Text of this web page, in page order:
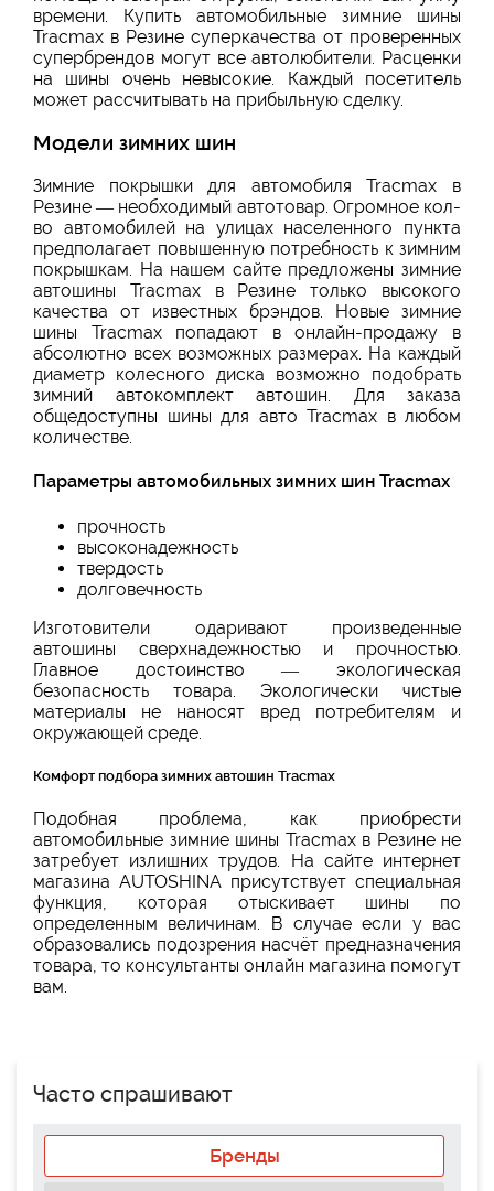
времени. Купить автомобильные зимние шины
Tracmax в Резине суперкачества от проверенных
супербрендов могут все автолюбители. Расценки
на шины очень невысокие. Каждый посетитель
может рассчитывать на прибыльную сделку.
Модели зимних шин
Зимние покрышки для автомобиля Tracmax в
Резине — необходимый автотовар. Огромное кол-
во автомобилей на улицах населенного пункта
предполагает повышенную потребность к зимним
покрышкам. На нашем сайте предложены зимние
автошины Tracmax в Резине только высокого
качества от известных брэндов. Новые зимние
шины Tracmax попадают в онлайн-продажу в
абсолютно всех возможных размерах. На каждый
диаметр колесного диска возможно подобрать
зимний автокомплект автошин. Для заказа
общедоступны шины для авто Tracmax в любом
количестве.
Параметры автомобильных зимних шин Tracmax
прочность
высоконадежность
твердость
долговечность
Изготовители одаривают произведенные
автошины сверхнадежностью и прочностью.
Главное достоинство — экологическая
безопасность товара. Экологически чистые
материалы не наносят вред потребителям и
окружающей среде.
Комфорт подбора зимних автошин Tracmax
Подобная проблема, как приобрести
автомобильные зимние шины Tracmax в Резине не
затребует излишних трудов. На сайте интернет
магазина AUTOSHINA присутствует специальная
функция, которая отыскивает шины по
определенным величинам. В случае если у вас
образовались подозрения насчёт предназначения
товара, то консультанты онлайн магазина помогут
вам.
Часто спрашивают
Бренды